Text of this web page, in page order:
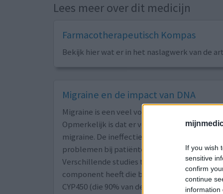
If you wish
sensitive
confirm
continue
information
Lees meer over dit medicijn
Farmacotherapeutisch Kompas
Bekijk hier wat er in het naslagwerk van de
Migraine en de impact van DNA
Migraine is een veel voorkomende
Opmerkelijk is dat er verschillende reacties
migraine. De ineffectieve respons en de
problemen bij patiënten.
Verschillende studies tonen aan dat deze
component heeft die betrekking heeft op
CYP450 (die 90% van de medicijnen